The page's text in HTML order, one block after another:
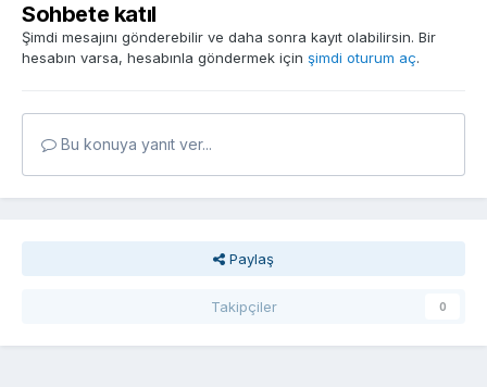
Sohbete katıl
Şimdi mesajını gönderebilir ve daha sonra kayıt olabilirsin. Bir
hesabın varsa, hesabınla göndermek için şimdi oturum aç.
Bu konuya yanıt ver...
Paylaş
Takipçiler 0